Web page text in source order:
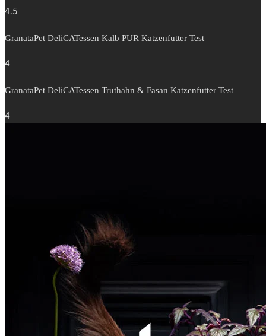
4.5
GranataPet DeliCATessen Kalb PUR Katzenfutter Test
4
GranataPet DeliCATessen Truthahn & Fasan Katzenfutter Test
4